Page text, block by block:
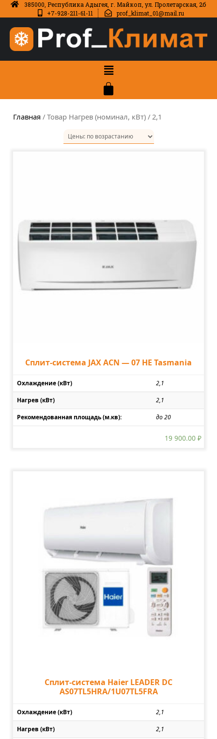
385000, Республика Адыгея, г. Майкоп, ул. Пролетарская, 2б
+7-928-211-61-11
prof_klimat_01@mail.ru
Главная / Товар Нагрев (номинал, кВт) / 2,1
Сплит-система JAX ACN — 07 HE Tasmania
Охлаждение (кВт) 2,1
Нагрев (кВт) 2,1
Рекомендованная площадь (м.кв): до 20
19 900.00 ₽
Сплит-система Haier LEADER DC
AS07TL5HRA/1U07TL5FRA
Охлаждение (кВт) 2,1
Нагрев (кВт) 2,1